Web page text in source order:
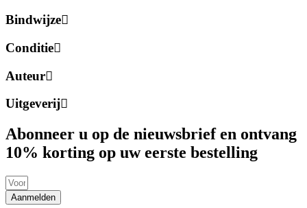
Bindwijze
Conditie
Auteur
Uitgeverij
Abonneer u op de nieuwsbrief en ontvang
10% korting op uw eerste bestelling
Aanmelden